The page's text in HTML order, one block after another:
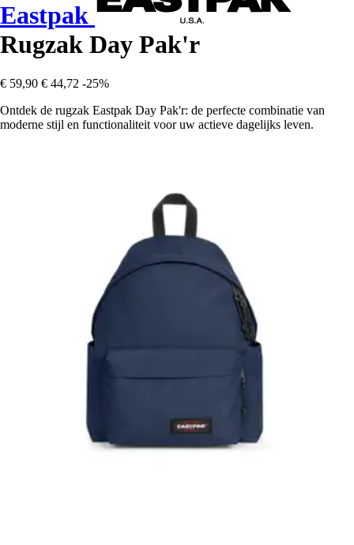
Eastpak
Rugzak Day Pak'r
€ 59,90 € 44,72 -25%
Ontdek de rugzak Eastpak Day Pak'r: de perfecte combinatie van
moderne stijl en functionaliteit voor uw actieve dagelijks leven.